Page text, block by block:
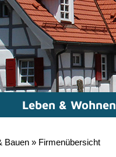
Leben & Wohnen
Bauen » Firmenübersicht